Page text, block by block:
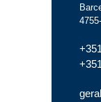
+351
+351